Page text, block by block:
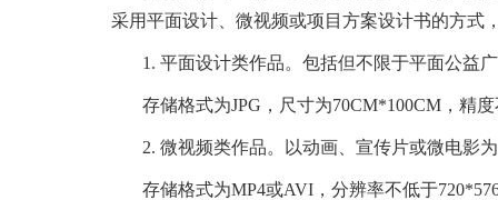
采用平面设计、微视频或项目方案设计书的方式
1. 平面设计类作品。包括但不限于平面公益
存储格式为JPG，尺寸为70CM*100CM，精
2. 微视频类作品。以动画、宣传片或微电影
存储格式为MP4或AVI，分辨率不低于